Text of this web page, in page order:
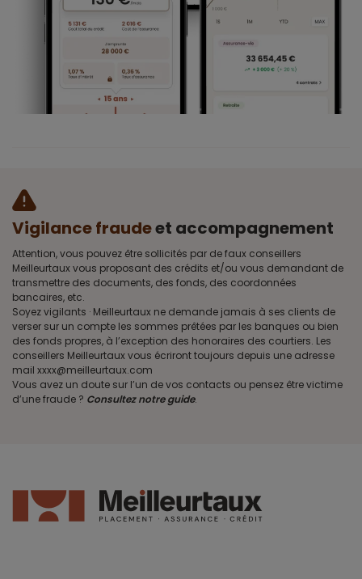
Vigilance fraudeet accompagnement
Attention, vous pouvez être sollicités par de faux conseillers
Meilleurtaux vous proposant des crédits et/ou vous demandant de
transmettre des documents, des fonds, des coordonnées
bancaires, etc.
Soyez vigilants · Meilleurtaux ne demande jamais à ses clients de
verser sur un compte les sommes prêtées par les banques ou bien
des fonds propres, à l’exception des honoraires des courtiers. Les
conseillers Meilleurtaux vous écriront toujours depuis une adresse
mail xxxx@meilleurtaux.com
Vous avez un doute sur l’un de vos contacts ou pensez être victime
d’une fraude ? Consultez notre guide.